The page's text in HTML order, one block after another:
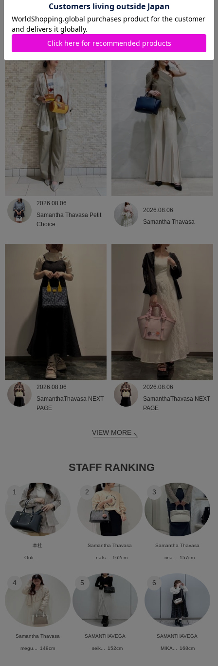
2026.08.06
Samantha Thavasa
Samantha Thavasa
2026.08.06
Samantha Thavasa Petit
Choice
2026.08.06
Samantha Thavasa
2026.08.06
SamanthaThavasa NEXT
PAGE
2026.08.06
SamanthaThavasa NEXT
PAGE
VIEW MORE
STAFF RANKING
1
本社
Onli...
2
Samantha Thavasa
nats... 162cm
3
Samantha Thavasa
rina... 157cm
4
Samantha Thavasa
megu... 149cm
5
SAMANTHAVEGA
seik... 152cm
6
SAMANTHAVEGA
MIKA... 168cm